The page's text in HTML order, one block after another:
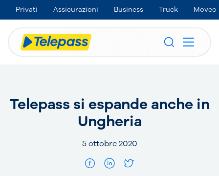
Privati Assicurazioni Business Truck Moveo
Telepass si espande anche in
Ungheria
5 ottobre 2020